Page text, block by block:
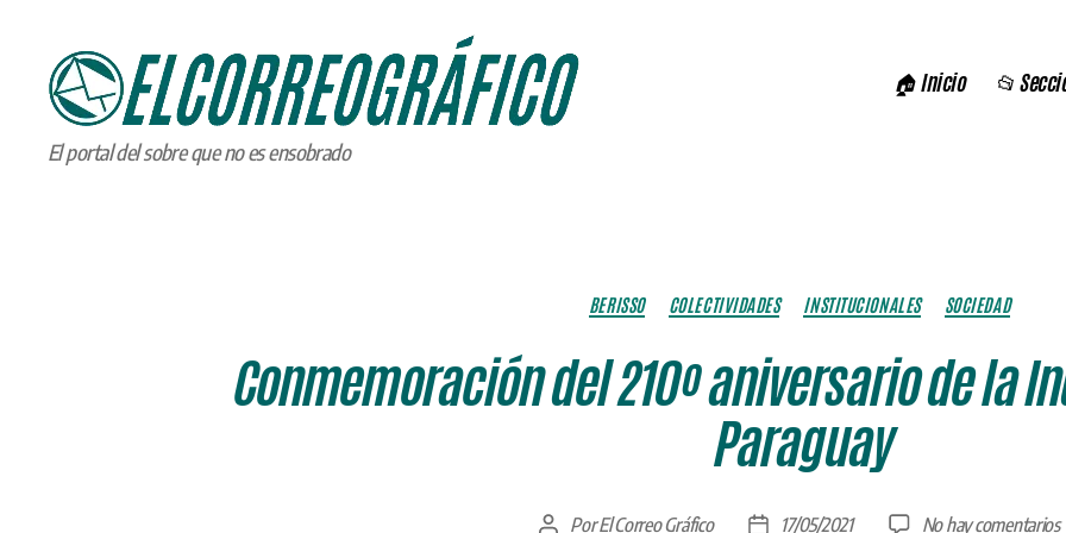
ELCORREOGRÁFICO
El portal del sobre que no es ensobrado
🏠 Inicio 📂
Categorías
BERISSO COLECTIVIDADES INSTITUCIONALES SOCIEDAD
Conmemoración del 210º aniversario de la
Paraguay
Autor
PorEl Correo Gráfico
Fecha17/05/2021 No hay comentariosen